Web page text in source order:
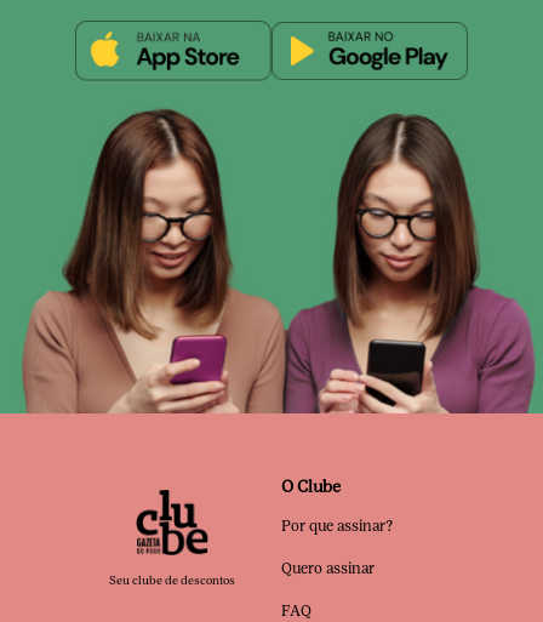
Seu clube de descontos
O Clube
Por que assinar?
Quero assinar
FAQ